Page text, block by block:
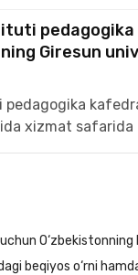
Giresun
beqiyos o‘rni